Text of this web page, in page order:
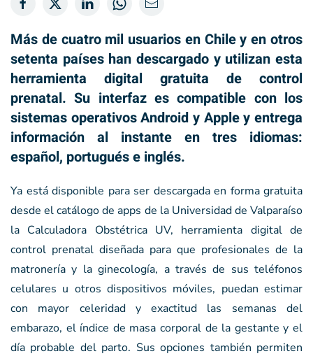
Más de cuatro mil usuarios en Chile y en otros
setenta países han descargado y utilizan esta
herramienta digital gratuita de control
prenatal. Su interfaz es compatible con los
sistemas operativos Android y Apple y entrega
información al instante en tres idiomas:
español, portugués e inglés.
Ya está disponible para ser descargada en forma gratuita
desde el catálogo de apps de la Universidad de Valparaíso
la Calculadora Obstétrica UV, herramienta digital de
control prenatal diseñada para que profesionales de la
matronería y la ginecología, a través de sus teléfonos
celulares u otros dispositivos móviles, puedan estimar
con mayor celeridad y exactitud las semanas del
embarazo, el índice de masa corporal de la gestante y el
día probable del parto. Sus opciones también permiten